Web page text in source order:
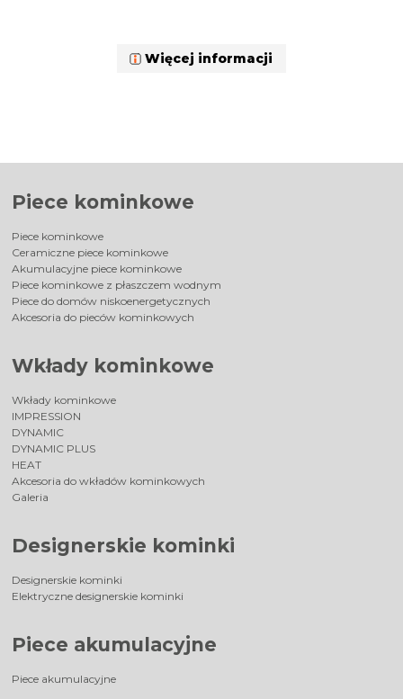
Więcej informacji
Piece kominkowe
Piece kominkowe
Ceramiczne piece kominkowe
Akumulacyjne piece kominkowe
Piece kominkowe z płaszczem wodnym
Piece do domów niskoenergetycznych
Akcesoria do pieców kominkowych
Wkłady kominkowe
Wkłady kominkowe
IMPRESSION
DYNAMIC
DYNAMIC PLUS
HEAT
Akcesoria do wkładów kominkowych
Galeria
Designerskie kominki
Designerskie kominki
Elektryczne designerskie kominki
Piece akumulacyjne
Piece akumulacyjne